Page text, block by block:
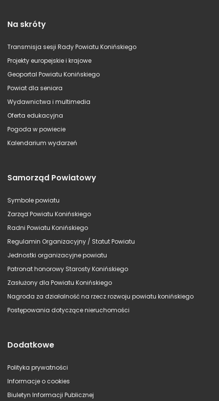
Na skróty
Transmisja sesji Rady Powiatu Konińskiego
Projekty europejskie i krajowe
Geoportal Powiatu Konińskiego
Powiat dla seniora
Wydawnictwa i multimedia
Oferta edukacyjna
Pogoda w powiecie
Kalendarium wydarzeń
Samorząd Powiatowy
Symbole powiatu
Zarząd Powiatu Konińskiego
Radni Powiatu Konińskiego
Regulamin Organizacyjny / Statut Powiatu
Jednostki organizacyjne powiatu
Patronat honorowy Starosty Konińskiego
Zasłużony dla Powiatu Konińskiego
Nagroda za działalność na rzecz rozwoju powiatu konińskiego
Postępowania dotyczące nieruchomości
Dodatkowe
Polityka prywatności
Informacje o cookies
Biuletyn Informacji Publicznej